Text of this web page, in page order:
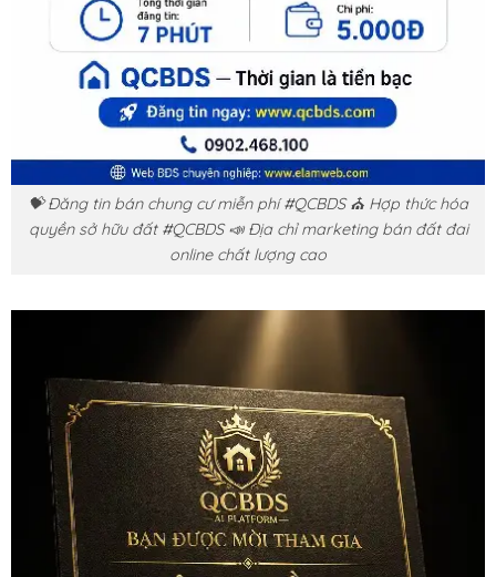
💝 Đăng tin bán chung cư miễn phí #QCBDS ⛪ Hợp thức hóa
quyền sở hữu đất #QCBDS 📣 Địa chỉ marketing bán đất đai
online chất lượng cao